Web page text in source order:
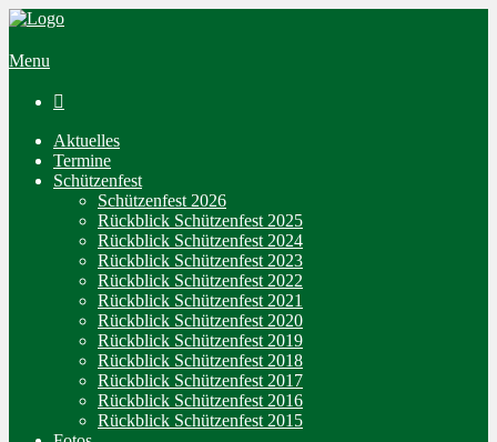
Menu

Aktuelles
Termine
Schützenfest
Schützenfest 2026
Rückblick Schützenfest 2025
Rückblick Schützenfest 2024
Rückblick Schützenfest 2023
Rückblick Schützenfest 2022
Rückblick Schützenfest 2021
Rückblick Schützenfest 2020
Rückblick Schützenfest 2019
Rückblick Schützenfest 2018
Rückblick Schützenfest 2017
Rückblick Schützenfest 2016
Rückblick Schützenfest 2015